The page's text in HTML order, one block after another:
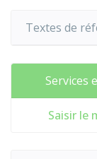
Textes de
Services
Saisir le